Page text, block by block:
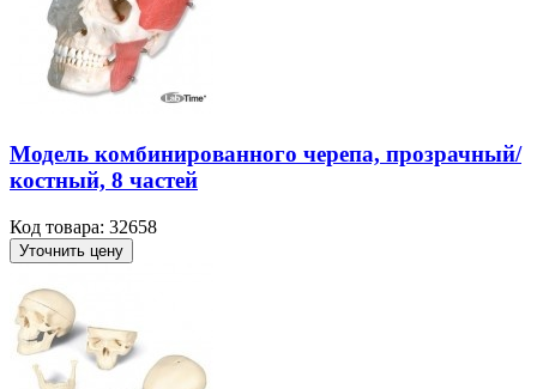
Модель комбинированного черепа, прозрачный/
костный, 8 частей
Код товара: 32658
Уточнить цену